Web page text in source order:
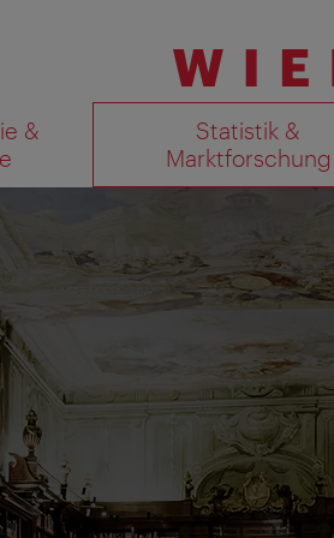
&
Statistik &
Marktforschung